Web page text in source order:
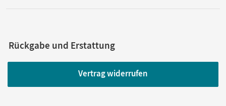
Rückgabe und Erstattung
Vertrag widerrufen